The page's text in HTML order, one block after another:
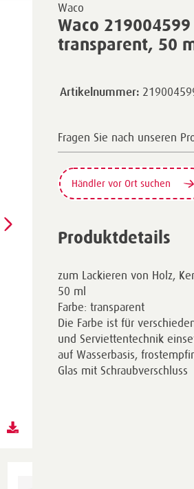
Waco
Waco
transparent, 50
Artikelnummer:
Fragen Sie nach unseren
Händler vor Ort suchen
Produktdetails
zum Lackieren von Holz,
50 ml
Farbe: transparent
Die Farbe ist für
und Serviettentechnik
auf Wasserbasis,
Glas mit Schraubverschluss